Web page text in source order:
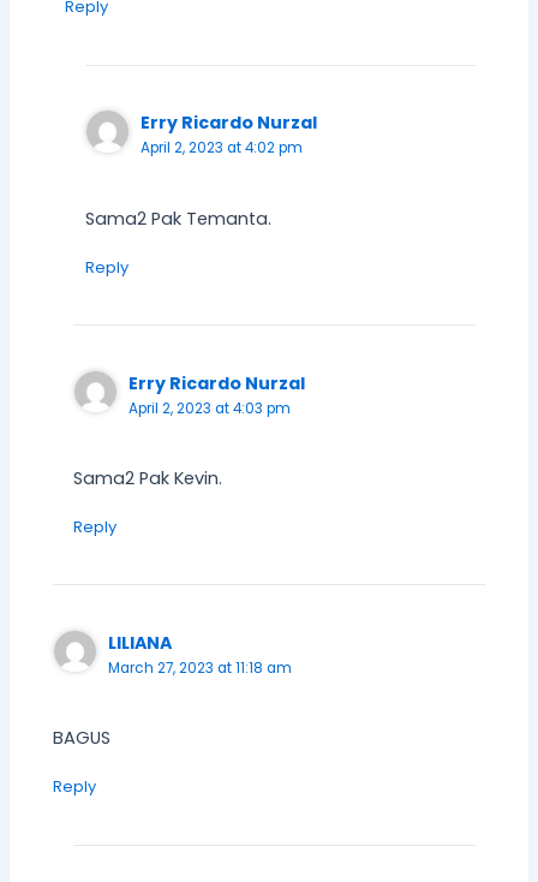
Reply
Erry Ricardo Nurzal
April 2, 2023 at 4:02 pm
Sama2 Pak Temanta.
Reply
Erry Ricardo Nurzal
April 2, 2023 at 4:03 pm
Sama2 Pak Kevin.
Reply
LILIANA
March 27, 2023 at 11:18 am
BAGUS
Reply